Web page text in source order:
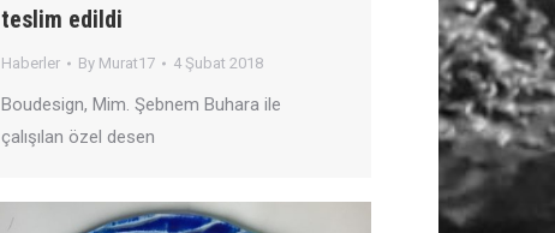
teslim edildi
Haberler By Murat17 4 Şubat 2018
Boudesign, Mim. Şebnem Buhara ile
çalışılan özel desen